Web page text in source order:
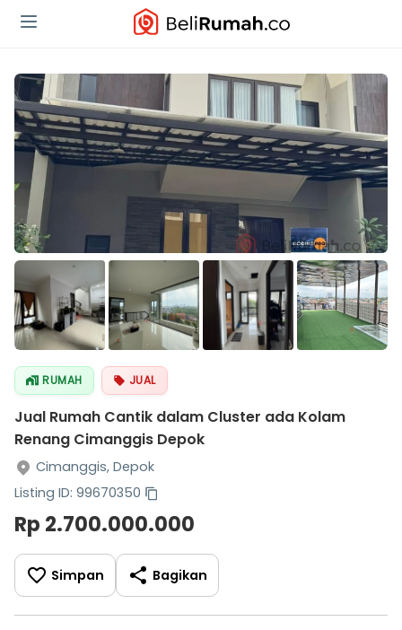
RUMAH JUAL
Jual Rumah Cantik dalam Cluster ada Kolam
Renang Cimanggis Depok
Cimanggis, Depok
Listing ID: 99670350
Rp 2.700.000.000
Simpan Bagikan